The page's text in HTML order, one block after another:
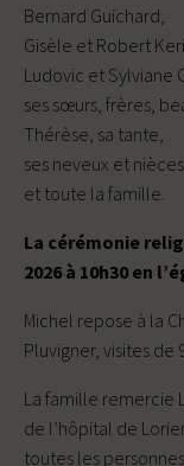
Bernard Guichard,
Gisèle et Robert
Ludovic et Sylviane
ses sœurs, frères,
Thérèse, sa tante,
ses neveux et
et toute la famille.
La cérémonie
2026 à 10h30 en
Michel repose à la
Pluvigner, visites de
La famille remercie
de l’hôpital de
toutes les